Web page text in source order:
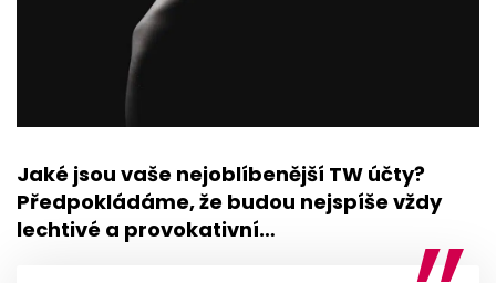
Jaké jsou vaše nejoblíbenější TW účty?
Předpokládáme, že budou nejspíše vždy
lechtivé a provokativní…